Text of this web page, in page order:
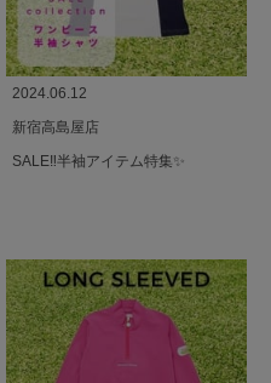
2024.06.12
新宿高島屋店
SALE‼️半袖アイテム特集✨